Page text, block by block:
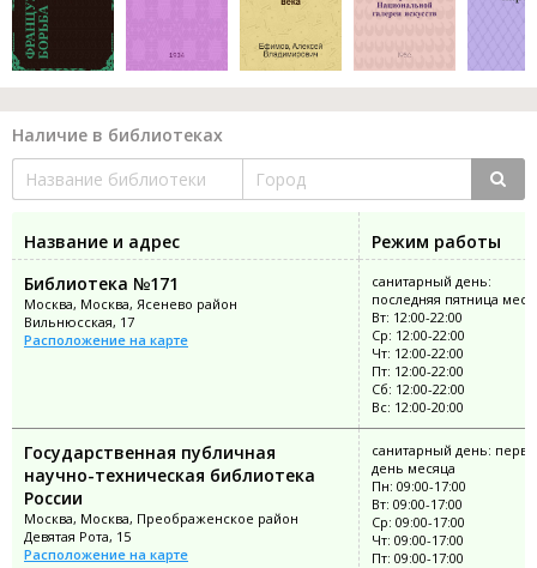
Наличие в библиотеках
Название и адрес
Режим работы
Библиотека №171
Москва, Москва, Ясенево район
Вильнюсская, 17
Расположение на карте
санитарный день:
последняя пятница
Вт: 12:00-22:00
Ср: 12:00-22:00
Чт: 12:00-22:00
Пт: 12:00-22:00
Сб: 12:00-22:00
Вс: 12:00-20:00
Государственная публичная
научно-техническая библиотека
России
Москва, Москва, Преображенское район
Девятая Рота, 15
Расположение на карте
санитарный день:
день месяца
Пн: 09:00-17:00
Вт: 09:00-17:00
Ср: 09:00-17:00
Чт: 09:00-17:00
Пт: 09:00-17:00